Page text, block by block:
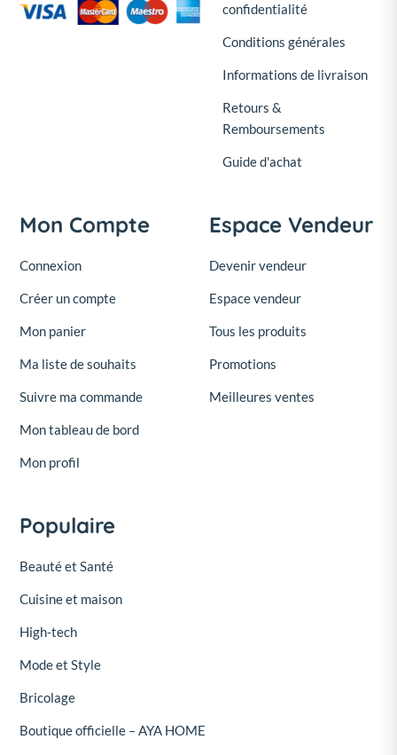
confidentialité
Conditions générales
Informations de livraison
Retours &
Remboursements
Guide d'achat
Mon Compte
Connexion
Créer un compte
Mon panier
Ma liste de souhaits
Suivre ma commande
Mon tableau de bord
Mon profil
Espace Vendeur
Devenir vendeur
Espace vendeur
Tous les produits
Promotions
Meilleures ventes
Populaire
Beauté et Santé
Cuisine et maison
High-tech
Mode et Style
Bricolage
Boutique officielle – AYA HOME